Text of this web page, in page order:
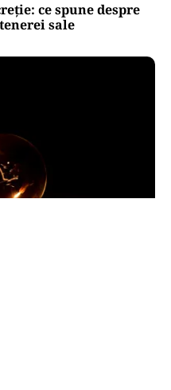
ce spune despre
sale